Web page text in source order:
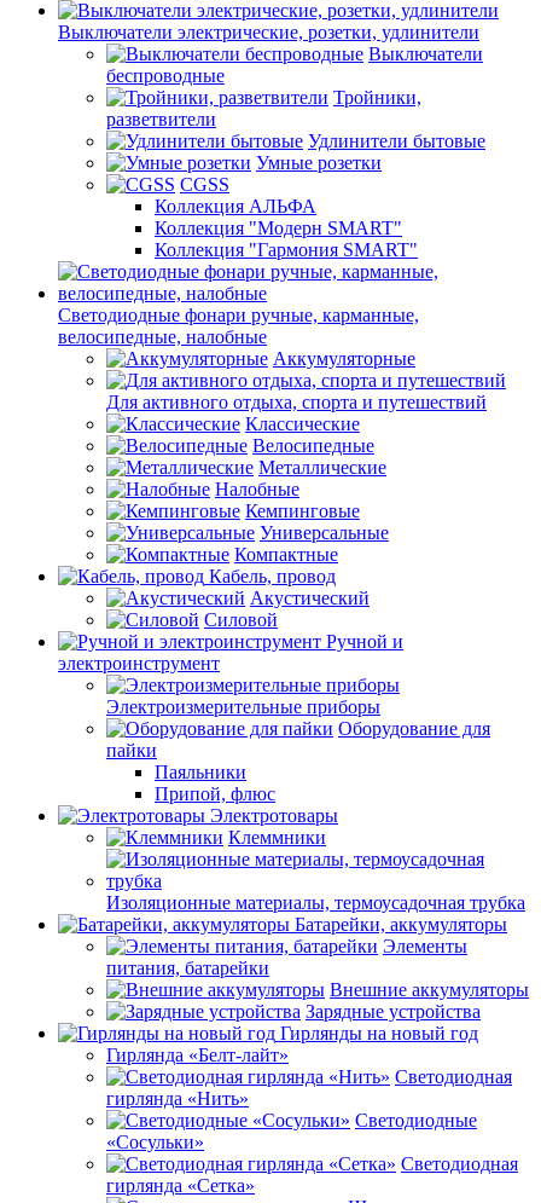
Выключатели электрические, розетки, удлинители
Выключатели
беспроводные
Тройники,
разветвители
Удлинители бытовые
Умные розетки
CGSS
Коллекция АЛЬФА
Коллекция "Модерн SMART"
Коллекция "Гармония SMART"
Светодиодные фонари ручные, карманные,
велосипедные, налобные
Аккумуляторные
Для активного отдыха, спорта и путешествий
Классические
Велосипедные
Металлические
Налобные
Кемпинговые
Универсальные
Компактные
Кабель, провод
Акустический
Силовой
Ручной и
электроинструмент
Электроизмерительные приборы
Оборудование для
пайки
Паяльники
Припой, флюс
Электротовары
Клеммники
Изоляционные материалы, термоусадочная трубка
Батарейки, аккумуляторы
Элементы
питания, батарейки
Внешние аккумуляторы
Зарядные устройства
Гирлянды на новый год
Гирлянда «Белт-лайт»
Светодиодная
гирлянда «Нить»
Светодиодные
«Сосульки»
Светодиодная
гирлянда «Сетка»